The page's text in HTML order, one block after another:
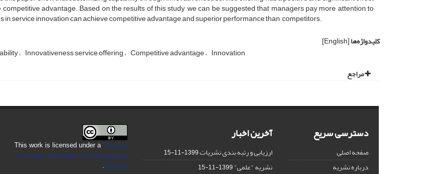
advantage. Based on the results of this study, we can be suggested that managers pay more attention to
in service innovation can achieve competitive advantage and superior performance than competitors.
کلیدواژه‌ها[English]
Innovativeness service offering Competitive advantage Innovation
مراجع
دسترسی سریع
صفحه اصلی
درباره نشریه
آخرین اخبار
ارزیابی و رتبه بندی نشریات1399-11-15
نشریه "علمی"1399-11-15
This work is licensed under aCreative
Commons Attribution 4.0 International
License
.